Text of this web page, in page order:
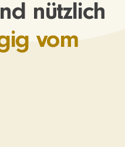
nützlich
vom